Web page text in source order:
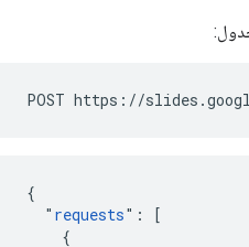
POST https://
{
  "
requests": [
    {